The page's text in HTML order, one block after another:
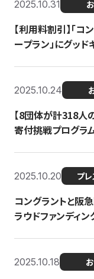
2025.10.31
【利用料割引】「
ープラン」にグッ
2025.10.24
【8団体が計318人
寄付挑戦プログラ
2025.10.20 プ
コングラントと阪
ラウドファンディン
2025.10.18